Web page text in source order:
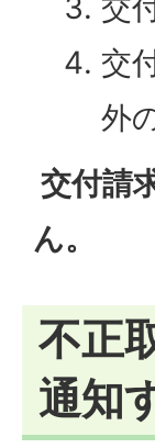
交
交
外
交付請
ん。
不正
通知